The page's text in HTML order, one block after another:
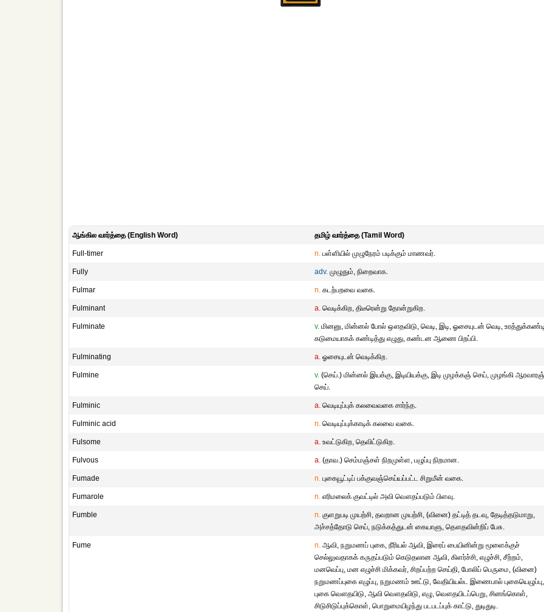
ஆங்கில வார்த்தை (English Word) தமிழ் வார்த்தை (Tamil Word)
Full-timer n. பள்ளியில் முழுநேரம் படிக்கும் மாணவர்.
Fully adv. முழுதும், நிறைவாக.
Fulmar n. கடற்பறவை வகை.
Fulminant a. வெடிக்கிற, திடீரென்று தோன்றுகிற.
Fulminate v. மினனு, மின்னல் போல் ஔதவிடு, வெடி, இடி, ஓசையுடன் வெடி,
கடுமையாகக் கண்டித்து எழுது, கண்டன ஆணை பிறப்பி.
Fulminating a. ஓசையுடன் வெடிக்கிற.
Fulmine v. (செய்.) மின்னல் இயக்கு, இடியியக்கு, இடி முழக்கஞ் செய், முழங்கி
செய்.
Fulminic a. வெடியுப்புக் கலவைவகை சார்ந்த.
Fulminic acid n. வெடியுப்புக்காடிக் கலவை வகை.
Fulsome a. உவட்டுகிற, தெவிட்டுகிற.
Fulvous a. (தாவ.) செம்மஞ்சள் நிறமுள்ள, பழுப்பு நிறமான.
Fumade n. புகையூட்டிப் பக்குவஞ்செய்யப்பட்ட சிறுமீன் வகை.
Fumarole n. எரிமலைக் குவட்டில் அவி வௌதப்படும் பிளவு.
Fumble n. குளறுபடி முயற்சி, தவறான முயற்சி, (வினை) தட்டித் தடவு, தேடித்தடுமாறு,
அச்சத்தோடு செய், நடுக்கத்துடன் கையாளு, தௌதவின்றிப் பேசு.
Fume n. ஆவி, நறுமணப் புகை, நீரியல் ஆவி, இரைப் பையினின்று மூளைக்குச்
செல்லுவதாகக் கருதப்படும் கெடுதலான ஆவி, கிளர்ச்சி, எழுச்சி, சீற்றம்,
மனவெப்பு, மன எழுச்சி மிக்கவர், சிறப்பற்ற செய்தி, போலிப் பெருமை, (வினை)
நறுமணப்புகை எழுப்பு, நறுமணம் ஊட்டு, வேதியியல்ட இணைபால் புகையெழுப்பு,
புகை வௌதயிடு, ஆவி வௌதவிடு, எழு, வௌதயிடப்பெறு, சினங்கொள்,
சிடுசிடுப்புக்கொள், பொறுமையிழந்து படபடப்புக் காட்டு, துடிதுடி.